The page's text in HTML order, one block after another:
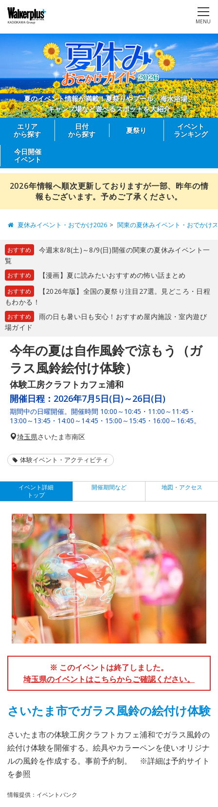
MENU
夏のイベント情報が満載！夏祭りやプール、海水浴場、
キャンプ場など遊べるスポットを大紹介
エリア
から探す
日付
から探す
夏祭り
イベント
ランキング
今日開催
イベント
2026年情報へ順次更新しておりますが一部、昨年の情
報もございます。予めご了承ください。
夏休みイベント・おでかけ2026 関東の夏休みイベント・おでかけ
おすすめ
今週末8/8(土)～8/9(日)開催の関東の夏休みイベント一
覧
おすすめ 【漫画】夏に読みたいおすすめの怖い話まとめ
おすすめ
【2026年版】全国の夏祭り注目27選。見どころ・日程
もわかる！
おすすめ
雨の日も暑い日も安心！おすすめ屋内施設・室内遊び
場ガイド
今年の夏は自作風鈴で涼もう（ガ
ラス風鈴絵付け体験）
体験工房クラフトカフェ浦和
開催日程： 2026年7月5日(日)～26日(日)
期間中の日曜開催。開催時間 10:00～10:45・11:00～11:45・
13:00～13:45・14:00～14:45・15:00～15:45・16:00～16:45。
埼玉県さいたま市南区
体験イベント・アクティビティ
イベント詳細
トップ
開催期間など 地図・アクセス
※ このイベントは終了しました。
埼玉県のイベントはこちらからご確認ください。
さいたま市でガラス風鈴の絵付け体験
さいたま市の体験工房クラフトカフェ浦和でガラス風鈴の
絵付け体験を開催する。絵具やカラーペンを使いオリジナ
ルの風鈴を作成する。事前予約制。 ※詳細は予約サイト
を参照
情報提供：イベントバンク